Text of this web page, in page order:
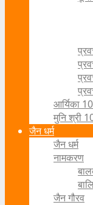
आर्यिका
मुनि श्री
जैन धर्म
जैन धर्म
नामकरण
जैन गौरव